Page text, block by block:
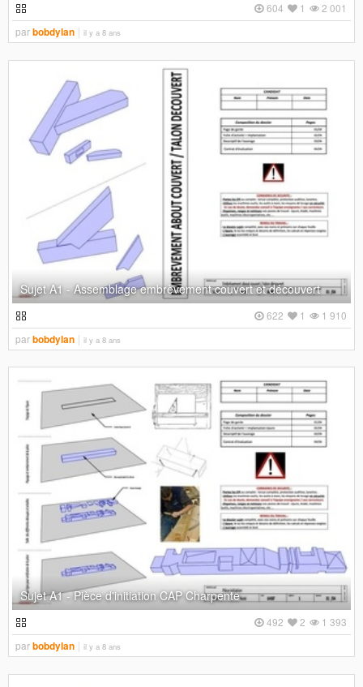
2 001
1
604
parbobdylan il y a 8 ans
Sujet A1 - Assemblage embrèvement couvert et découvert
1 910
1
622
parbobdylan il y a 8 ans
Sujet A1 - Pièce d'initiation CAP Charpente
1 393
2
492
parbobdylan il y a 8 ans